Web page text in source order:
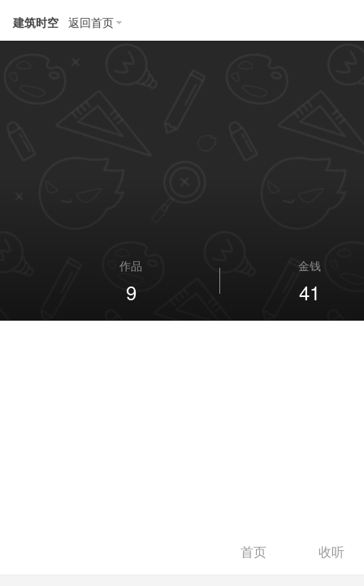
建筑时空 返回首页
作品
9
金钱
41
首页 收听